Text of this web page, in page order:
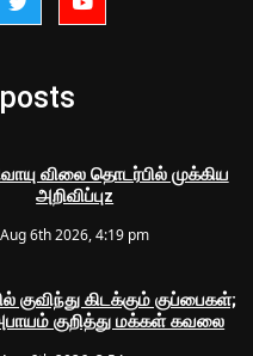
விலை தொடர்பில் முக்கிய
அறிவிப்புz
Aug 6th 2026, 4:19 pm
குவிந்து கிடக்கும் குப்பைகள்;
குறித்து மக்கள் கவலை